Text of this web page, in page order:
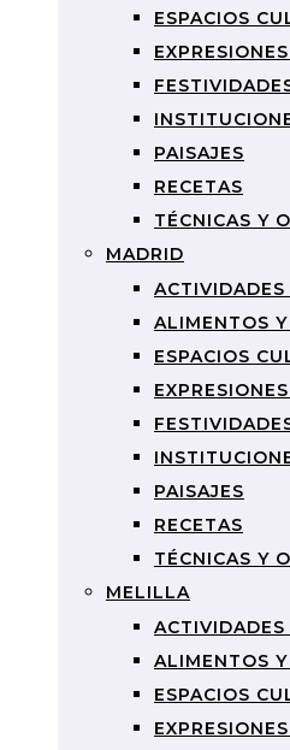
ESPACIOS
PAISAJES
RECETAS
TÉCNICAS Y
MADRID
ALIMENTOS
ESPACIOS
PAISAJES
RECETAS
TÉCNICAS Y
MELILLA
ALIMENTOS
ESPACIOS